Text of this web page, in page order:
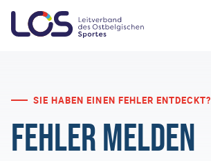
SIE HABEN EINEN FEHLER ENTDECKT?
Fehler melden